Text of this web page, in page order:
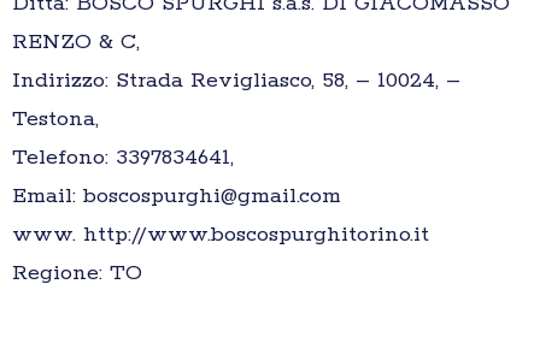
RENZO & C,
Indirizzo: Strada Revigliasco, 58, – 10024, –
Testona,
Telefono: 3397834641,
Email: boscospurghi@gmail.com
www. http://www.boscospurghitorino.it
Regione: TO